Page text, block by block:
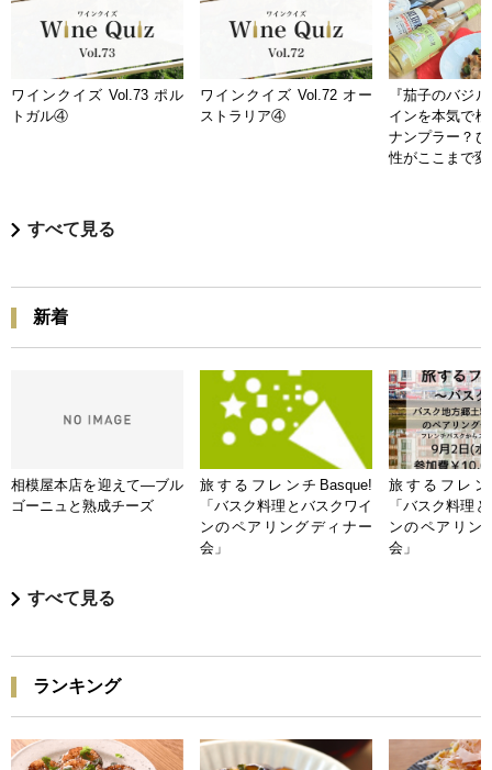
ワインクイズ Vol.73 ポル
トガル④
ワインクイズ Vol.72 オー
ストラリア④
『茄子のバジ
インを本気で
ナンプラー？
性がここまで
すべて見る
新着
相模屋本店を迎えて―ブル
ゴーニュと熟成チーズ
旅するフレンチBasque!
「バスク料理とバスクワイ
ンのペアリングディナー
会」
旅するフレン
「バスク料理
ンのペアリン
会」
すべて見る
ランキング